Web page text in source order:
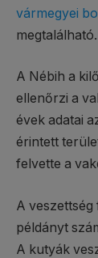
vármegyei
megtalálható.
A Nébih a
ellenőrzi a
évek adatai
érintett
felvette a
A
példányt
A kutyák